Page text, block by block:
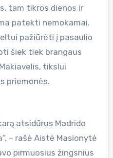
tam tikros dienos ir
patekti nemokamai.
pažiūrėti į pasaulio
šiek tiek brangaus
tikslui
priemonės.
atsidūrus Madrido
– rašė Aistė Masionytė
pirmuosius žingsnius